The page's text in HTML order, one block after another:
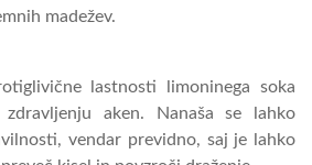
madežev.
lastnosti limoninega soka
aken. Nanaša se lahko
vendar previdno, saj je lahko